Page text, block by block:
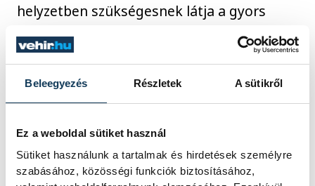
Beleegyezés Részletek A sütikről
Ez a weboldal sütiket használ
Sütiket használunk a tartalmak és hirdetések személyre
szabásához, közösségi funkciók biztosításához,
helyzetben szükségesnek látja a gyors
kormányzati segítség biztosítását. Egyben
felkéri elnökségét, hogy mielőbb kezdje
meg az egyeztetéseket a gyors megoldás
kialakítása érdekében.
Az állásfoglalást Pál Béla alelnök és Bánki
Erik elnök látta el kézjegyével.